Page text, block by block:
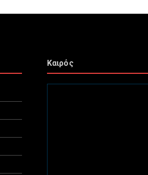
Καιρός